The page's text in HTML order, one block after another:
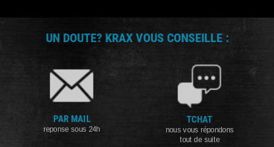
UN DOUTE? KRAX VOUS CONSEILLE :
PAR MAIL
reponse sous 24h
TCHAT
nous vous répondons
tout de suite